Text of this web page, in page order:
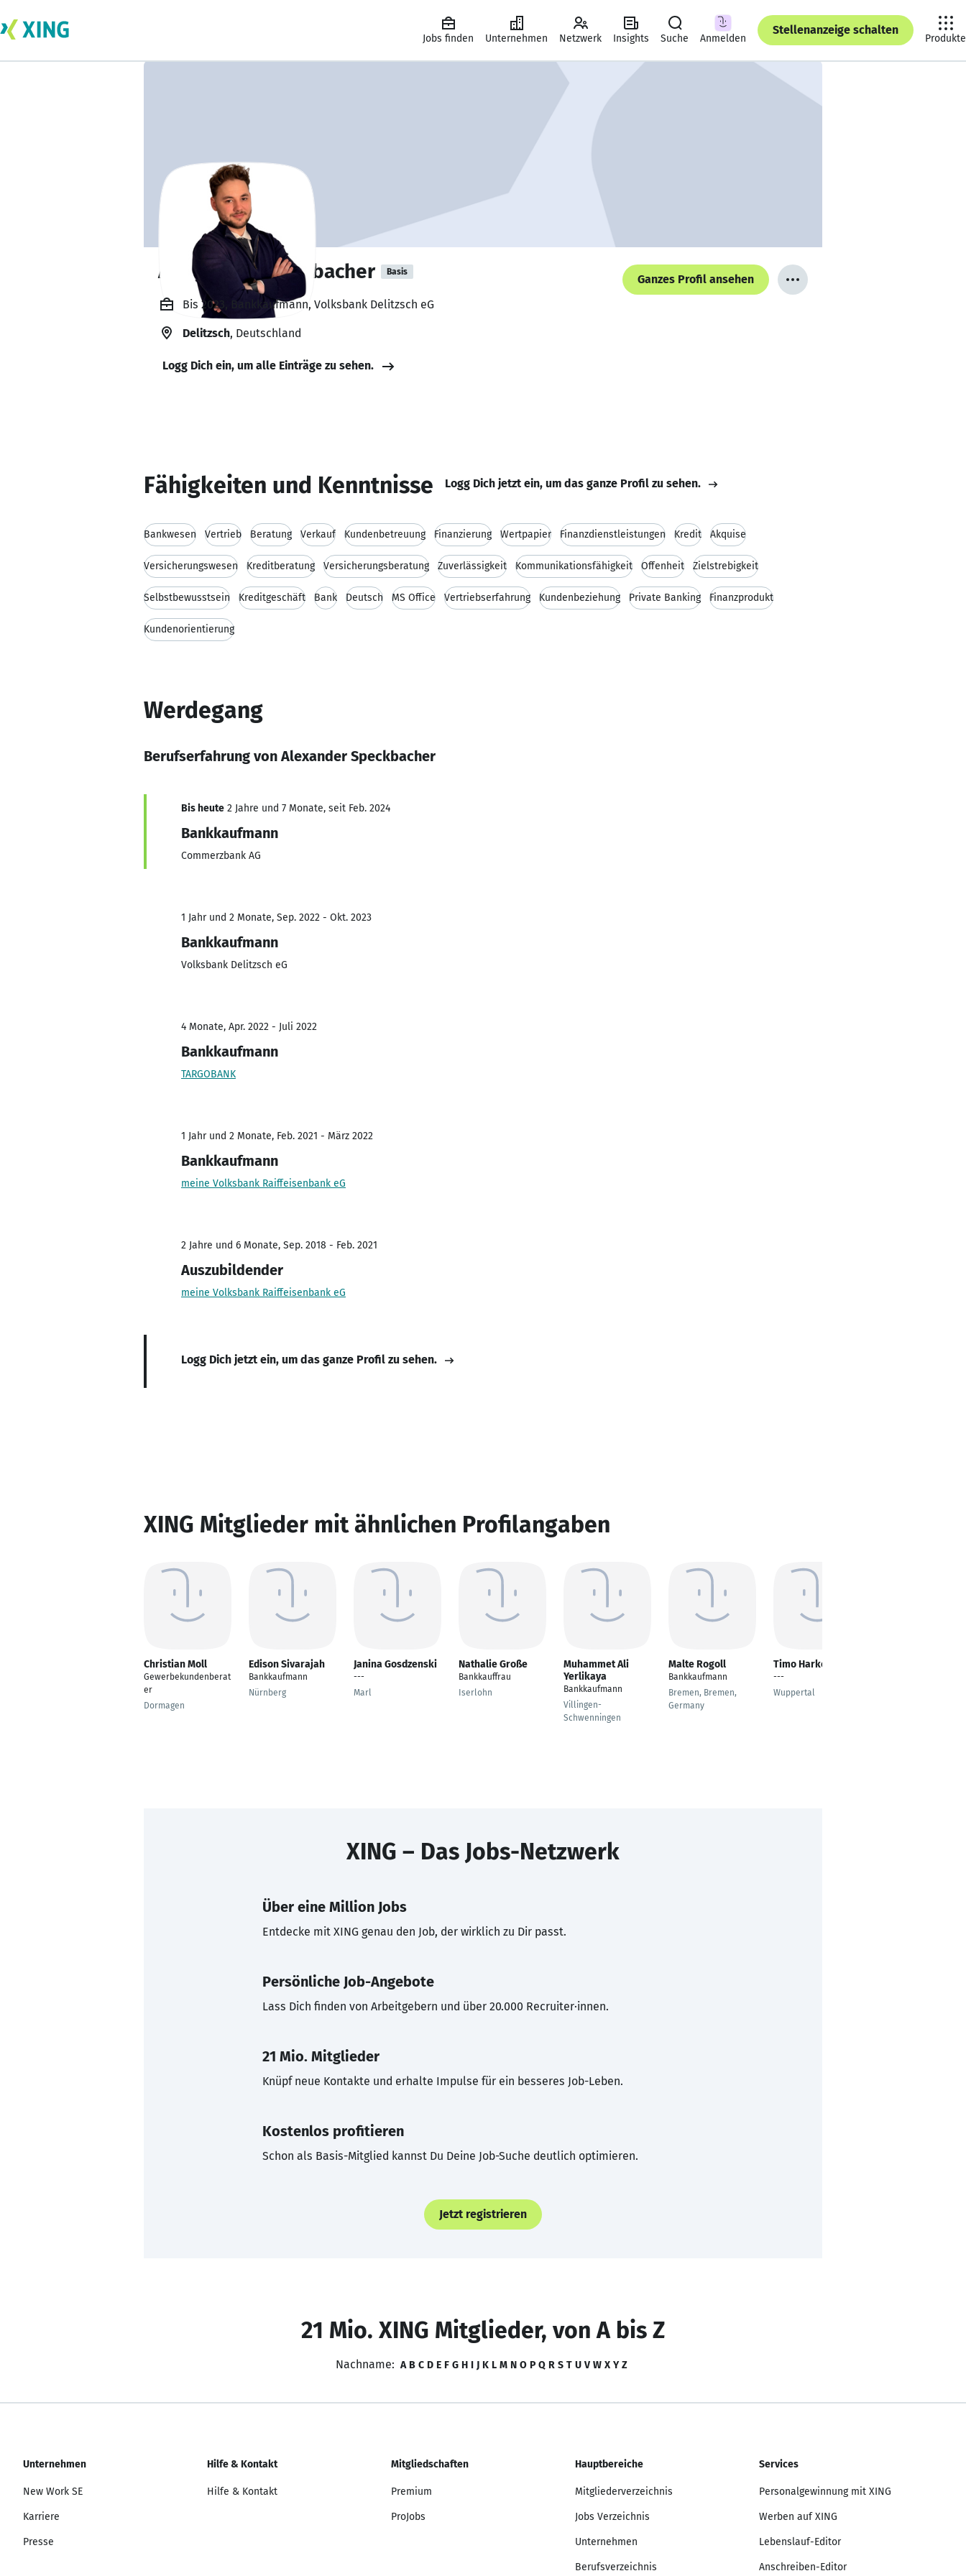
Jobs finden Unternehmen Netzwerk Insights Suche Anmelden
Stellenanzeige schalten
Produkte
Alexander Speckbacher Basis
Ganzes Profil ansehen
Bis 2023, Bankkaufmann, Volksbank Delitzsch eG
Delitzsch, Deutschland
Logg Dich ein, um alle Einträge zu sehen.
Fähigkeiten und Kenntnisse Logg Dich jetzt ein, um das ganze Profil zu sehen.
Bankwesen Vertrieb Beratung Verkauf Kundenbetreuung Finanzierung Wertpapier Finanzdienstleistungen Kredit Akquise
Versicherungswesen Kreditberatung Versicherungsberatung Zuverlässigkeit Kommunikationsfähigkeit Offenheit Zielstrebigkeit
Selbstbewusstsein Kreditgeschäft Bank Deutsch MS Office Vertriebserfahrung Kundenbeziehung Private Banking Finanzprodukt
Kundenorientierung
Werdegang
Berufserfahrung von Alexander Speckbacher
Bis heute 2 Jahre und 7 Monate, seit Feb. 2024
Bankkaufmann
Commerzbank AG
1 Jahr und 2 Monate, Sep. 2022 - Okt. 2023
Bankkaufmann
Volksbank Delitzsch eG
4 Monate, Apr. 2022 - Juli 2022
Bankkaufmann
TARGOBANK
1 Jahr und 2 Monate, Feb. 2021 - März 2022
Bankkaufmann
meine Volksbank Raiffeisenbank eG
2 Jahre und 6 Monate, Sep. 2018 - Feb. 2021
Auszubildender
meine Volksbank Raiffeisenbank eG
Logg Dich jetzt ein, um das ganze Profil zu sehen.
XING Mitglieder mit ähnlichen Profilangaben
Christian Moll
Gewerbekundenberat
er
Dormagen
Edison Sivarajah
Bankkaufmann
Nürnberg
Janina Gosdzenski
---
Marl
Nathalie Große
Bankkauffrau
Iserlohn
Muhammet Ali
Yerlikaya
Bankkaufmann
Villingen-
Schwenningen
Malte Rogoll
Bankkaufmann
Bremen, Bremen,
Germany
Timo Harke
---
Wuppertal
XING – Das Jobs-Netzwerk
Über eine Million Jobs
Entdecke mit XING genau den Job, der wirklich zu Dir passt.
Persönliche Job-Angebote
Lass Dich finden von Arbeitgebern und über 20.000 Recruiter·innen.
21 Mio. Mitglieder
Knüpf neue Kontakte und erhalte Impulse für ein besseres Job-Leben.
Kostenlos profitieren
Schon als Basis-Mitglied kannst Du Deine Job-Suche deutlich optimieren.
Jetzt registrieren
21 Mio. XING Mitglieder, von A bis Z
Nachname: A B C D E F G H I J K L M N O P Q R S T U V W X Y Z
Unternehmen
New Work SE
Karriere
Presse
Hilfe & Kontakt
Hilfe & Kontakt
Mitgliedschaften
Premium
ProJobs
Hauptbereiche
Mitgliederverzeichnis
Jobs Verzeichnis
Unternehmen
Berufsverzeichnis
Services
Personalgewinnung mit XING
Werben auf XING
Lebenslauf-Editor
Anschreiben-Editor